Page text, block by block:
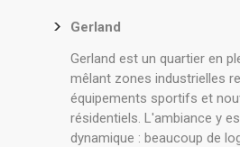
Gerland
Gerland est un quartier en
mêlant zones industrielles
équipements sportifs et
résidentiels. L'ambiance y
dynamique : beaucoup de